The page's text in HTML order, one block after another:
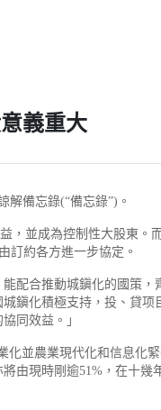
義重大
備忘錄(“備忘錄”)。
，並成為控制性大股東。
訂約各方進一步協定。
配合推動城鎭化的國策，
鎭化積極支持，投、貸项
同效益。」
化並農業現代化和信息化
由現時剛逾51%，在十幾